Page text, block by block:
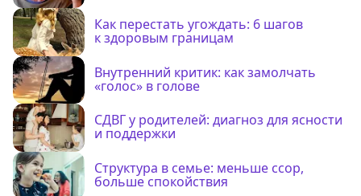
Как перестать угождать: 6 шагов
к здоровым границам
Внутренний критик: как замолчать
«голос» в голове
СДВГ у родителей: диагноз для ясности
и поддержки
Структура в семье: меньше ссор,
больше спокойствия